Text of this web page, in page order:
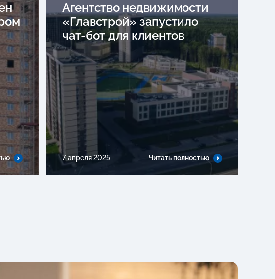
Агентство недвижимости
«Главстрой» запустило
чат-бот для клиентов
7 апреля 2025 Читать полностью